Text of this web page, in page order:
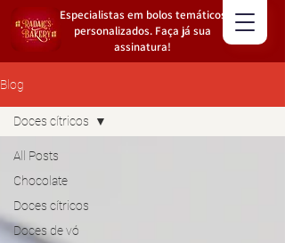
Especialistas em bolos temáticos
personalizados. Faça já sua
assinatura!
Blog
All Posts
Chocolate
Doces cítricos
Doces de vó
Doces cítricos